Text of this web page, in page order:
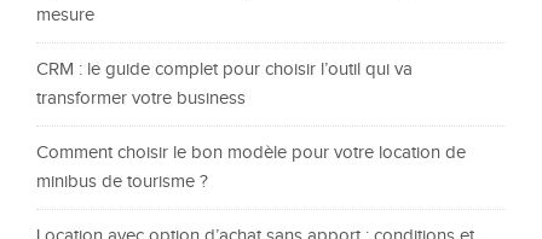
mesure
CRM : le guide complet pour choisir l’outil qui va
transformer votre business
Comment choisir le bon modèle pour votre location de
minibus de tourisme ?